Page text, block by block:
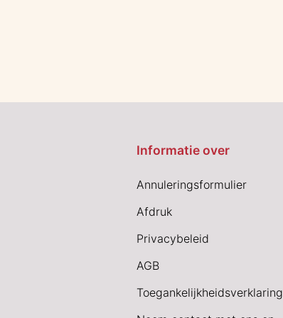
Informatie over
Annuleringsformulier
Afdruk
Privacybeleid
AGB
Toegankelijkheidsverklaring